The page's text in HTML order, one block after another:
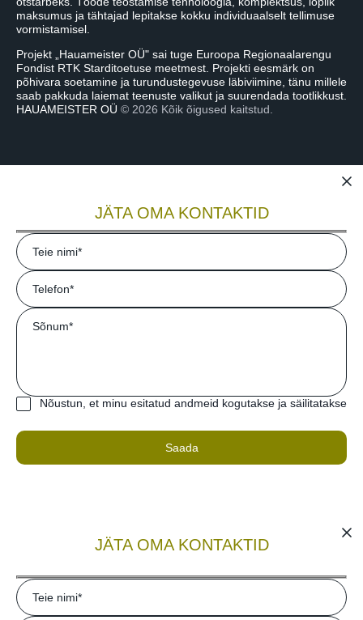
maksumus ja tähtajad lepitakse kokku individuaalselt tellimuse
vormistamisel.
Projekt „Hauameister OÜ" sai tuge Euroopa Regionaalarengu
Fondist RTK Starditoetuse meetmest. Projekti eesmärk on
põhivara soetamine ja turundustegevuse läbiviimine, tänu millele
saab pakkuda laiemat teenuste valikut ja suurendada tootlikkust.
HAUAMEISTER OÜ © 2026 Kõik õigused kaitstud.
JÄTA OMA KONTAKTID
Teie nimi*
Telefon*
Sõnum*
Nõustun, et minu esitatud andmeid kogutakse ja säilitatakse
JÄTA OMA KONTAKTID
Teie nimi*